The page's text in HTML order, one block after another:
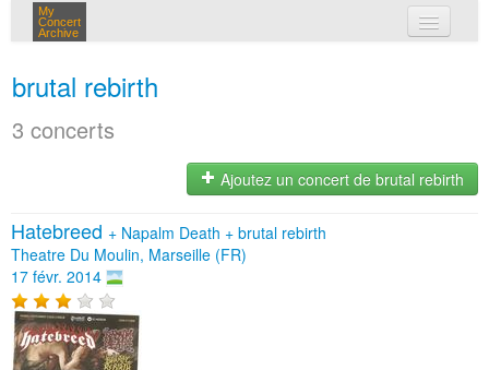
My
Concert
Archive
brutal rebirth
3 concerts
Ajoutez un concert de brutal rebirth
Hatebreed + Napalm Death + brutal rebirth
Theatre Du Moulin, Marseille (FR)
17 févr. 2014